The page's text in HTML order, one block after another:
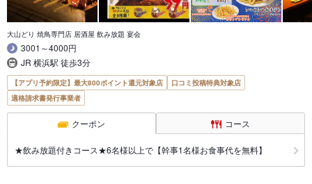
大山どり 焼鳥専門店 居酒屋 飲み放題 宴会
3001～4000円
JR 横浜駅 徒歩3分
【アプリ予約限定】最大800ポイント還元対象店
口コミ投稿特典対象店
適格請求書発行事業者
クーポン コース
★飲み放題付きコース★6名様以上で【幹事1名様お食事代を無料】